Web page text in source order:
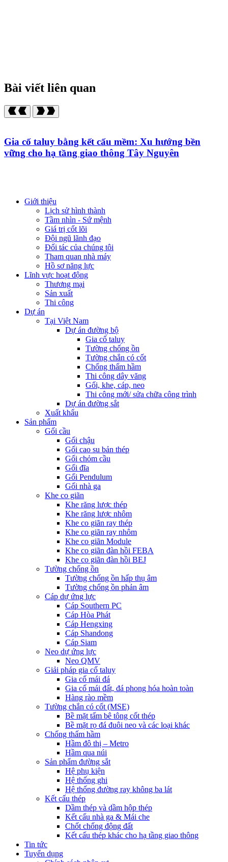
Bài viết liên quan
Gia cố taluy bằng kết cấu mềm: Xu hướng bền
vững cho hạ tầng giao thông Tây Nguyên
Giới thiệu
Lịch sử hình thành
Tầm nhìn - Sứ mệnh
Giá trị cốt lõi
Đội ngũ lãnh đạo
Đối tác của chúng tôi
Tham quan nhà máy
Hồ sơ năng lực
Lĩnh vực hoạt động
Thương mại
Sản xuất
Thi công
Dự án
Tại Việt Nam
Dự án đường bộ
Gia cố taluy
Tường chống ồn
Tường chắn có cốt
Chống thấm hầm
Thi công dây văng
Gối, khe, cáp, neo
Thi công mới/ sửa chữa công trình
Dự án đường sắt
Xuất khẩu
Sản phẩm
Gối cầu
Gối chậu
Gối cao su bản thép
Gối chỏm cầu
Gối đĩa
Gối Pendulum
Gối nhà ga
Khe co giãn
Khe răng lược thép
Khe răng lược nhôm
Khe co giãn ray thép
Khe co giãn ray nhôm
Khe co giãn Module
Khe co giãn đàn hồi FEBA
Khe co giãn đàn hồi BEJ
Tường chống ồn
Tường chống ồn hấp thụ âm
Tường chống ồn phản âm
Cáp dự ứng lực
Cáp Southern PC
Cáp Hòa Phát
Cáp Hengxing
Cáp Shandong
Cáp Siam
Neo dự ứng lực
Neo QMV
Giải pháp gia cố taluy
Gia cố mái đá
Gia cố mái đất, đá phong hóa hoàn toàn
Hàng rào mềm
Tường chắn có cốt (MSE)
Bề mặt tấm bê tông cốt thép
Bề mặt rọ đá đuôi neo và các loại khác
Chống thấm hầm
Hầm đô thị – Metro
Hầm qua núi
Sản phẩm đường sắt
Hệ phụ kiện
Hệ thống ghi
Hệ thống đường ray không ba lát
Kết cấu thép
Dầm thép và dầm hộp thép
Kết cấu nhà ga & Mái che
Chốt chống động đất
Kết cấu thép khác cho hạ tầng giao thông
Tin tức
Tuyển dụng